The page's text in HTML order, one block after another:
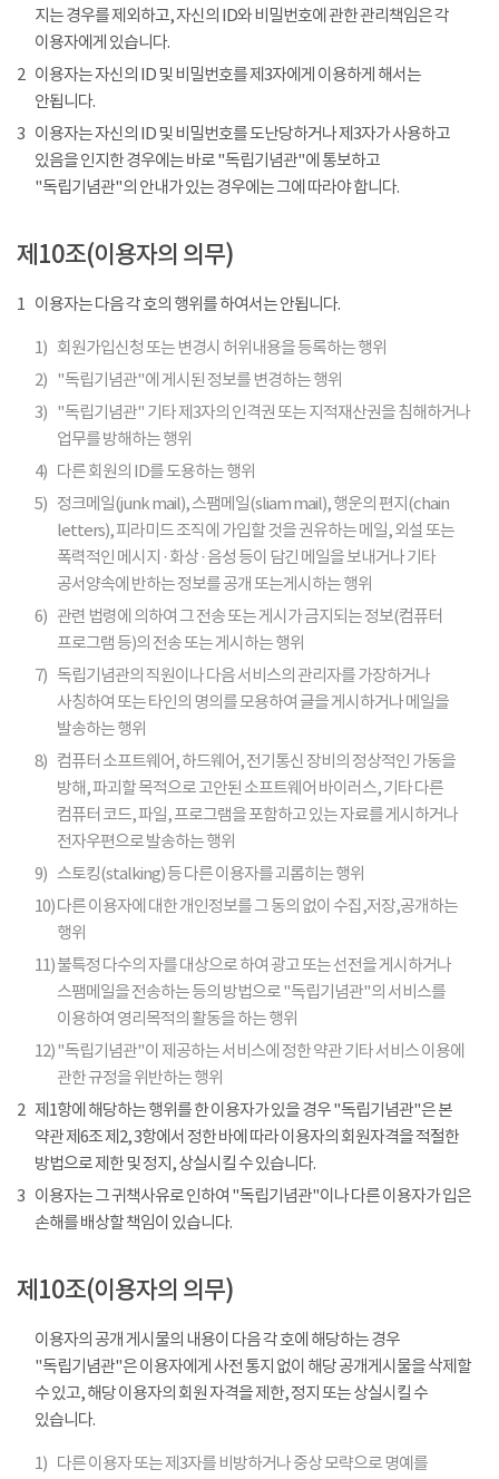
지는 경우를 제외하고, 자신의 ID와 비밀번호에 관한 관리책임은 각
이용자에게 있습니다.
2 이용자는 자신의 ID 및 비밀번호를 제3자에게 이용하게 해서는
안됩니다.
3 이용자는 자신의 ID 및 비밀번호를 도난당하거나 제3자가 사용하고
있음을 인지한 경우에는 바로 "독립기념관"에 통보하고
"독립기념관"의 안내가 있는 경우에는 그에 따라야 합니다.
제10조(이용자의 의무)
1 이용자는 다음 각 호의 행위를 하여서는 안됩니다.
1) 회원가입신청 또는 변경시 허위내용을 등록하는 행위
2) "독립기념관"에 게시된 정보를 변경하는 행위
3) "독립기념관" 기타 제3자의 인격권 또는 지적재산권을 침해하거나
업무를 방해하는 행위
4) 다른 회원의 ID를 도용하는 행위
5) 정크메일(junk mail), 스팸메일(sliam mail), 행운의 편지(chain
letters), 피라미드 조직에 가입할 것을 권유하는 메일, 외설 또는
폭력적인 메시지 · 화상 · 음성 등이 담긴 메일을 보내거나 기타
공서양속에 반하는 정보를 공개 또는게시하는 행위
6) 관련 법령에 의하여 그 전송 또는 게시가 금지되는 정보(컴퓨터
프로그램 등)의 전송 또는 게시하는 행위
7) 독립기념관의 직원이나 다음 서비스의 관리자를 가장하거나
사칭하여 또는 타인의 명의를 모용하여 글을 게시하거나 메일을
발송하는 행위
8) 컴퓨터 소프트웨어, 하드웨어, 전기통신 장비의 정상적인 가동을
방해, 파괴할 목적으로 고안된 소프트웨어 바이러스, 기타 다른
컴퓨터 코드, 파일, 프로그램을 포함하고 있는 자료를 게시하거나
전자우편으로 발송하는 행위
9) 스토킹(stalking) 등 다른 이용자를 괴롭히는 행위
10)다른 이용자에 대한 개인정보를 그 동의 없이 수집,저장,공개하는
행위
11)불특정 다수의 자를 대상으로 하여 광고 또는 선전을 게시하거나
스팸메일을 전송하는 등의 방법으로 "독립기념관"의 서비스를
이용하여 영리목적의 활동을 하는 행위
12)"독립기념관"이 제공하는 서비스에 정한 약관 기타 서비스 이용에
관한 규정을 위반하는 행위
2 제1항에 해당하는 행위를 한 이용자가 있을 경우 "독립기념관"은 본
약관 제6조 제2, 3항에서 정한 바에 따라 이용자의 회원자격을 적절한
방법으로 제한 및 정지, 상실시킬 수 있습니다.
3 이용자는 그 귀책사유로 인하여 "독립기념관"이나 다른 이용자가 입은
손해를 배상할 책임이 있습니다.
제10조(이용자의 의무)
이용자의 공개 게시물의 내용이 다음 각 호에 해당하는 경우
"독립기념관"은 이용자에게 사전 통지 없이 해당 공개게시물을 삭제할
수 있고, 해당 이용자의 회원 자격을 제한, 정지 또는 상실시킬 수
있습니다.
1) 다른 이용자 또는 제3자를 비방하거나 중상 모략으로 명예를